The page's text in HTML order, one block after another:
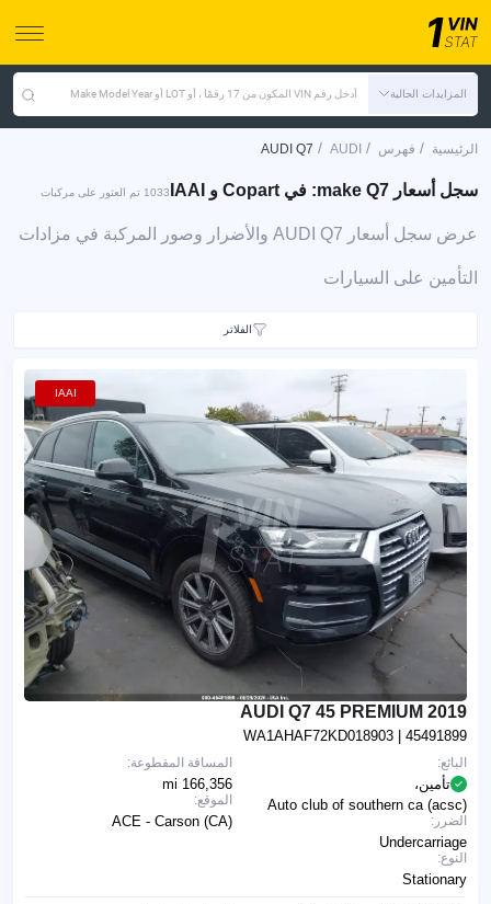
المزايدات الحالية أدخل رقم VIN المكون من 17 رقمًا ، أو LOT أو Make Model Year
الرئيسية / فهرس /
AUDI
/
AUDI Q7
سجل أسعار make Q7: في Copart و IAAI 1033 تم العثور على مركبات
عرض سجل أسعار AUDI Q7 والأضرار وصور المركبة في مزادات
التأمين على السيارات
الفلاتر
IAAI
2019 AUDI Q7 45 PREMIUM
WA1AHAF72KD018903 | 45491899
المسافة المقطوعة:
166,356 mi
الموقع:
ACE - Carson (CA)
البائع:
تأمين،
Auto club of southern ca (acsc)
الضرر:
Undercarriage
النوع:
Stationary